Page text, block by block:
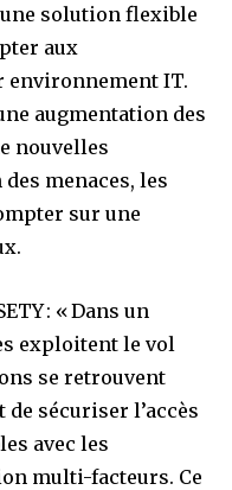
solution flexible
aux
environnement IT.
augmentation des
nouvelles
menaces, les
sur une
: « Dans un
exploitent le vol
se retrouvent
de sécuriser l’accès
avec les
multi-facteurs. Ce